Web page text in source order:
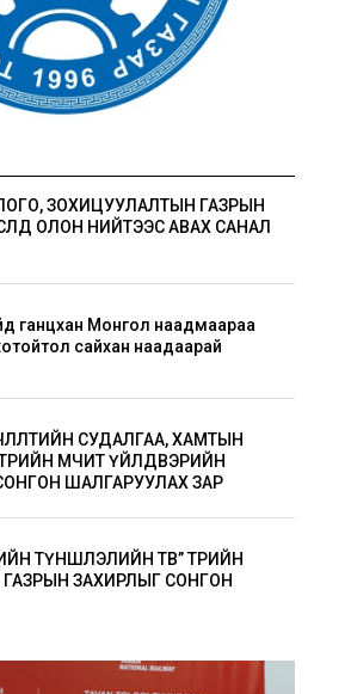
ЗОХИЦУУЛАЛТЫН ГАЗРЫН
ОЛОН НИЙТЭЭС АВАХ САНАЛ
ганцхан Монгол наадмаараа
сайхан наадаарай
СУДАЛГАА, ХАМТЫН
ӨМЧИТ ҮЙЛДВЭРИЙН
ШАЛГАРУУЛАХ ЗАР
ТҮНШЛЭЛИЙН ТӨВ” ТӨРИЙН
ЗАХИРЛЫГ СОНГОН